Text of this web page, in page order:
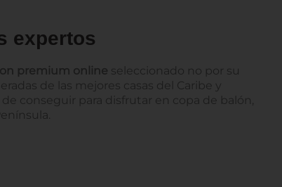
expertos
premium online seleccionado no por su
de las mejores casas del Caribe y
conseguir para disfrutar en copa de balón,